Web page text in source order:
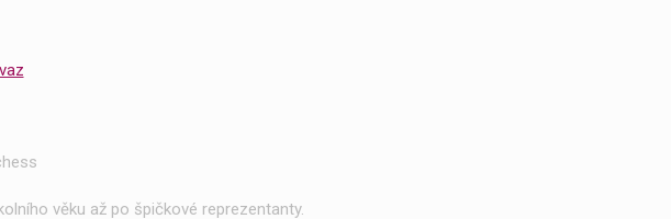
věku až po špičkové reprezentanty.